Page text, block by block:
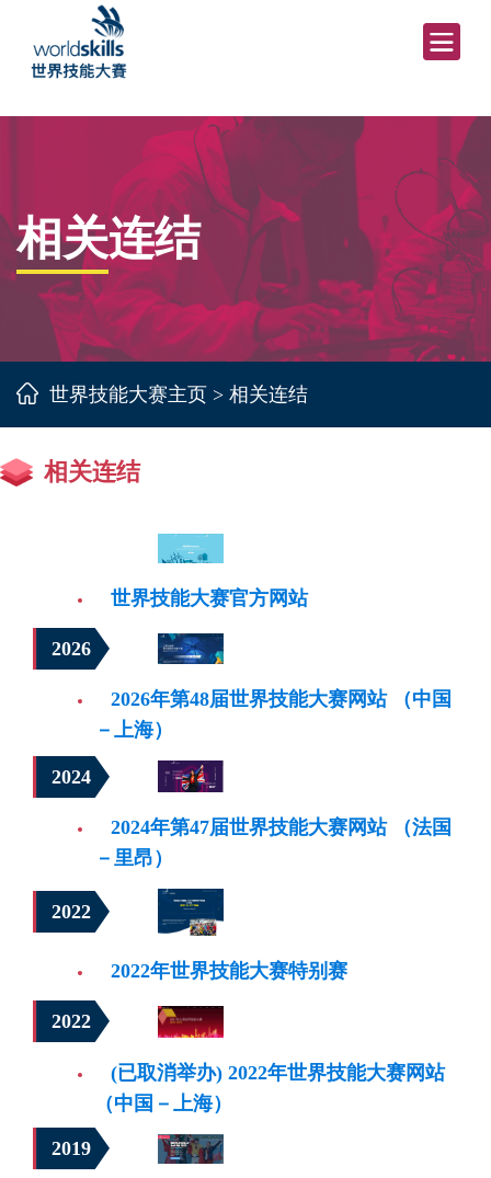
相关连结
世界技能大赛主页 > 相关连结
相关连结
世界技能大赛官方网站
2026
2026年第48届世界技能大赛网站 （中国
－上海）
2024
2024年第47届世界技能大赛网站 （法国
－里昂）
2022
2022年世界技能大赛特别赛
2022
(已取消举办) 2022年世界技能大赛网站
（中国－上海）
2019